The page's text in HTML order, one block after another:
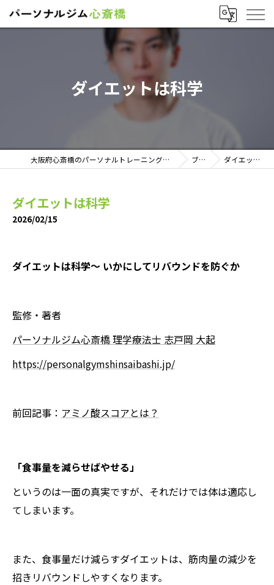
ダイエットは科学
大阪府心斎橋のパーソナルトレーニングならパーソナルジム心斎橋 ブログ ダイエットは科学
ダイエットは科学
2026/02/15
ダイエットは科学〜 いかにしてリバウンドを防ぐか
監修・著者
パーソナルジム心斎橋 理学療法士 志戸岡 大起
https://personalgymshinsaibashi.jp/
前回記事： アミノ酸スコアとは？
「食事量を減らせばやせる」
というのは一面の真実ですが、それだけでは体は適応し
てしまいます。
また、食事量だけ減らすダイエットは、筋肉量の減少を
招きリバウンドしやすくなります。